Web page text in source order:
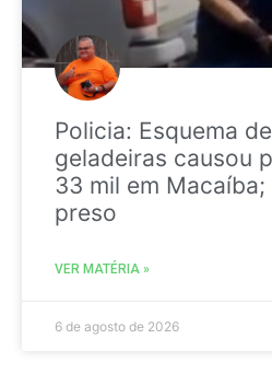
Policia: Esquema
geladeiras causou
33 mil em
preso
VER MATÉRIA »
6 de agosto de 2026